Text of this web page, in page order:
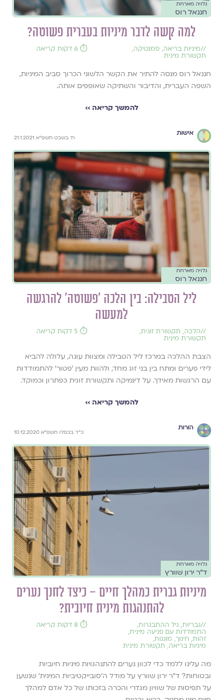
גלויה מארחת
חננאל רוס
למה קשה לדבר מיניות בעברית פשוטה?
//מיניות בריאה, סמנטיקה,
תקשורת מינית
⏱️ 6 דקות קריאה
חננאל רוס מנסה להתיר את הקשר הלשוני הכרוך סביב המיניות,
השפה העברית, והדיבור והשתיקה שאופפים אותה.
להמשך קריאה ››
אישות
ח' בשבט תשפ"א 21.1.2021
גלויה מארחת
חננאל רוס
ליל הטבילה: בין הלכה 'פשוטה' להרגשה
למעשה
//הלכה, תקשורת זוגית,
תקשורת מינית
⏱️ 5 דקות קריאה
הצבת ההלכה במרכז ליל הטבילה ומצוות עונה, עלולה להביא
לידי פערים ומתח בין בני זוג מחד, ולהוות מעין 'פטור' להתמודדות
עם הרגשות מאידך. על דינמיקה ותקשורת זוגית כפתרון וכמוקד.
להמשך קריאה ››
הורות
כ"ד בכסלו תשפ"א 10.12.2020
גלויה מארחת
ד"ר ירון שוורץ
מיניות גברית כמהלך חיים – כיצד לחנך נערים
להתנהגות מינית חיובית?
//גבריות, גיל ההתבגרות,
התמודדות עם פגיעה מינית,
זהות, חינוך, מוגנות,
מיניות בריאה, תקשורת מינית
⏱️ 8 דקות קריאה
מה עלינו ללמד כדי לכוון נערים להתנהגויות מיניות חיוביות
ובטוחות? ד"ר ירון שוורץ על מודל ה'סובייקטיביות המינית' שנשען
על תפיסות של שוויון מגדרי והכרה בזכותו של כל אדם למהלך